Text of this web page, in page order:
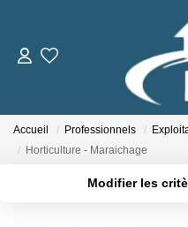
Accueil Professionnels
Horticulture - Maraichage
Modifier les